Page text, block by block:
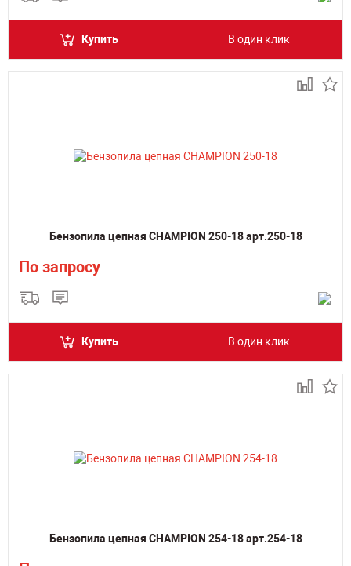
Купить В один клик
Бензопила цепная CHAMPION 250-18 арт.250-18
По запросу
Купить В один клик
Бензопила цепная CHAMPION 254-18 арт.254-18